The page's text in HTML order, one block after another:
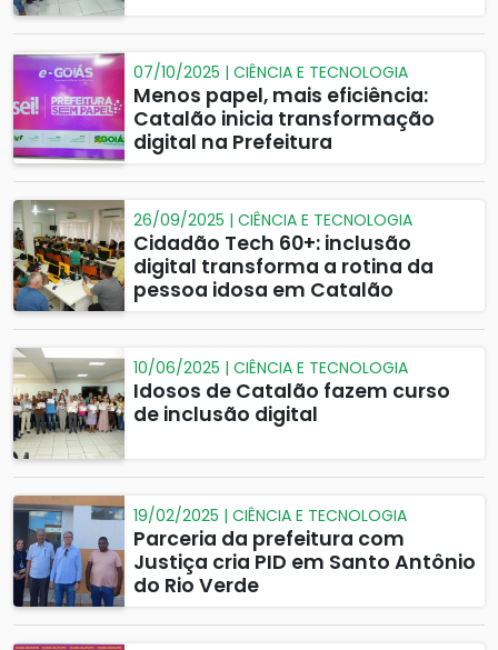
07/10/2025 | CIÊNCIA E TECNOLOGIA
Menos papel, mais eficiência:
Catalão inicia transformação
digital na Prefeitura
26/09/2025 | CIÊNCIA E TECNOLOGIA
Cidadão Tech 60+: inclusão
digital transforma a rotina da
pessoa idosa em Catalão
10/06/2025 | CIÊNCIA E TECNOLOGIA
Idosos de Catalão fazem curso
de inclusão digital
19/02/2025 | CIÊNCIA E TECNOLOGIA
Parceria da prefeitura com
Justiça cria PID em Santo Antônio
do Rio Verde